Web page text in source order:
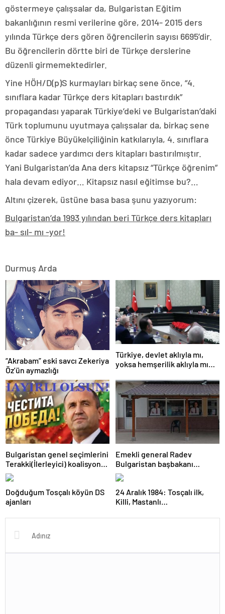
göstermeye çalışsalar da, Bulgaristan Eğitim
bakanlığının resmi verilerine göre, 2014- 2015 ders
yılında Türkçe ders gören öğrencilerin sayısı 6695’dir.
Bu öğrencilerin dörtte biri de Türkçe derslerine
düzenli girmemektedirler.
Yine HÖH/D(p)S kurmayları birkaç sene önce, “4.
sınıflara kadar Türkçe ders kitapları bastırdık”
propagandası yaparak Türkiye’deki ve Bulgaristan’daki
Türk toplumunu uyutmaya çalışsalar da, birkaç sene
önce Türkiye Büyükelçiliğinin katkılarıyla, 4. sınıflara
kadar sadece yardımcı ders kitapları bastırılmıştır.
Yani Bulgaristan’da Ana ders kitapsız “Türkçe öğrenim”
hala devam ediyor… Kitapsız nasıl eğitimse bu?…
Altını çizerek, üstüne basa basa şunu yazıyorum:
Bulgaristan’da 1993 yılından beri Türkçe ders kitapları
ba- sıl- mı -yor!
Durmuş Arda
“Akrabam” eski savcı Zekeriya
Öz’ün aymazlığı
Türkiye, devlet aklıyla mı,
yoksa hemşerilik aklıyla mı
Bulgaristan genel seçimlerini
Terakki(İlerleyici) koalisyonu
kazandı
Emekli general Radev
Bulgaristan başbakanı
olabilecek mi?
Doğduğum Tosçalı köyün DS
ajanları
24 Aralık 1984: Tosçalı ilk,
Killi, Mastanlı…